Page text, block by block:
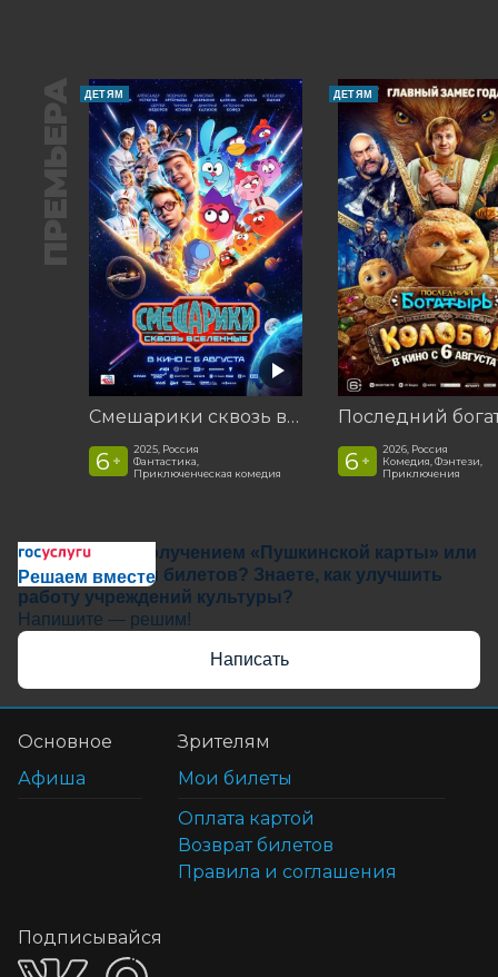
ПРЕМЬЕРА ДЕТЯМ
Смешарики сквозь вселенные
6 +
2025, Россия
Фантастика,
Приключенческая комедия
ДЕТЯМ
6 +
2026, Россия
Комедия, Фэнтези,
Приключения
Решаем вместе
Сложности с получением «Пушкинской карты» или
приобретением билетов? Знаете, как улучшить
работу учреждений культуры?
Напишите — решим!
Написать
Основное
Афиша
Зрителям
Мои билеты
Оплата картой
Возврат билетов
Правила и соглашения
Подписывайся